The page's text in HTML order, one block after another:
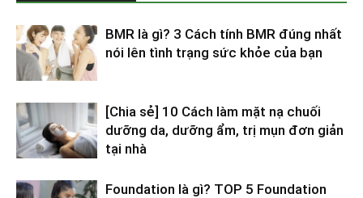
BMR là gì? 3 Cách tính BMR đúng nhất
nói lên tình trạng sức khỏe của bạn
[Chia sẻ] 10 Cách làm mặt nạ chuối
dưỡng da, dưỡng ẩm, trị mụn đơn giản
tại nhà
Foundation là gì? TOP 5 Foundation